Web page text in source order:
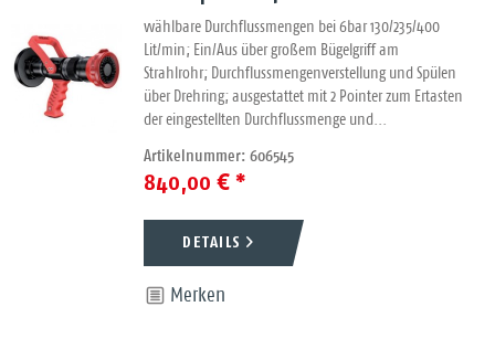
wählbare Durchflussmengen bei 6bar 130/235/400
Lit/min; Ein/Aus über großem Bügelgriff am
Strahlrohr; Durchflussmengenverstellung und Spülen
über Drehring; ausgestattet mit 2 Pointer zum Ertasten
der eingestellten Durchflussmenge und...
Artikelnummer: 606545
840,00 € *
DETAILS
Merken